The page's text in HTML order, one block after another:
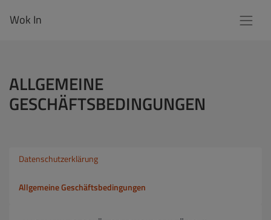
Wok In
ALLGEMEINE
GESCHÄFTSBEDINGUNGEN
Datenschutzerklärung
Allgemeine Geschäftsbedingungen